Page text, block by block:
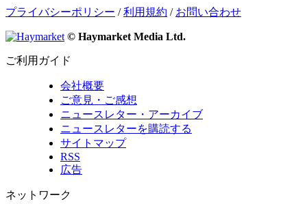
プライバシーポリシー /利用規約 / お問い合わせ
© Haymarket Media Ltd.
ご利用ガイド
会社概要
ご意見・ご感想
ニュースレター・アーカイブ
ニュースレターを購読する
サイトマップ
RSS
広告
ネットワーク